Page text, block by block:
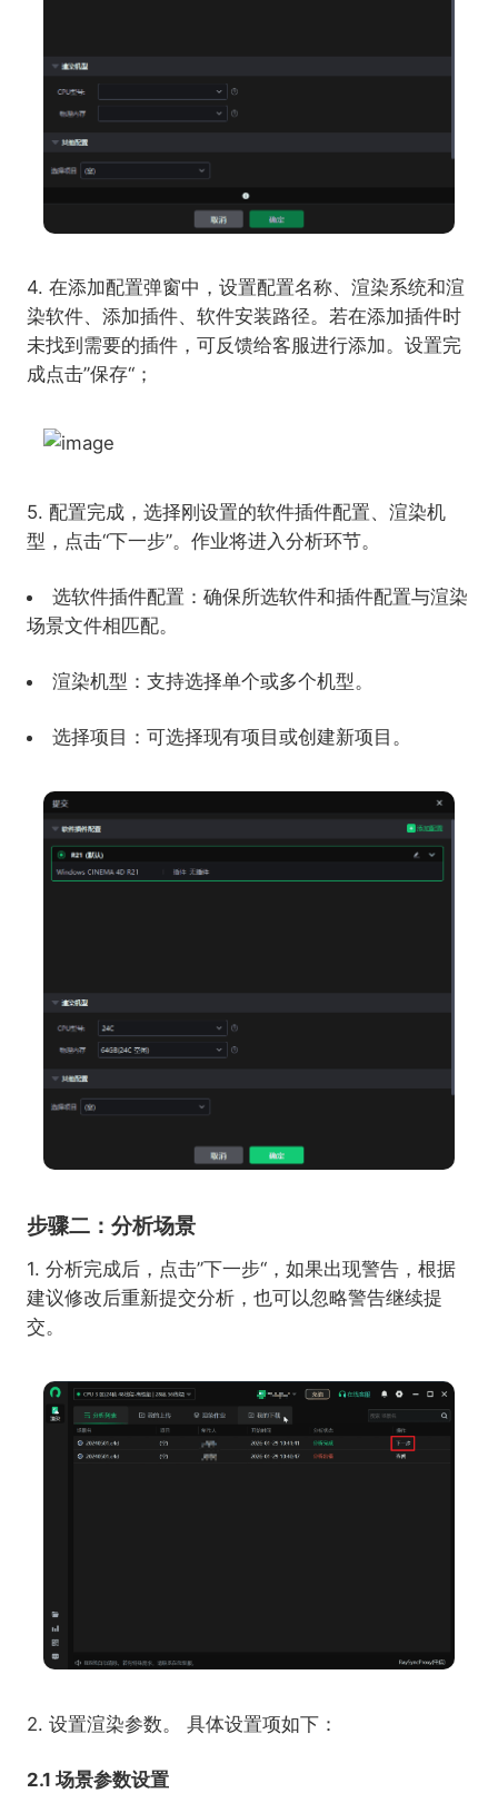
4. 在添加配置弹窗中，设置配置名称、渲染系统和渲
染软件、添加插件、软件安装路径。若在添加插件时
未找到需要的插件，可反馈给客服进行添加。设置完
成点击”保存“；
5. 配置完成，选择刚设置的软件插件配置、渲染机
型，点击“下一步”。作业将进入分析环节。
选软件插件配置：确保所选软件和插件配置与渲染
场景文件相匹配。
渲染机型：支持选择单个或多个机型。
选择项目：可选择现有项目或创建新项目。
步骤二：分析场景
1. 分析完成后，点击”下一步“， 如果出现警告， 根据
建议修改后重新提交分析，也可以忽略警告继续提
交。
2. 设置渲染参数。 具体设置项如下：
2.1 场景参数设置